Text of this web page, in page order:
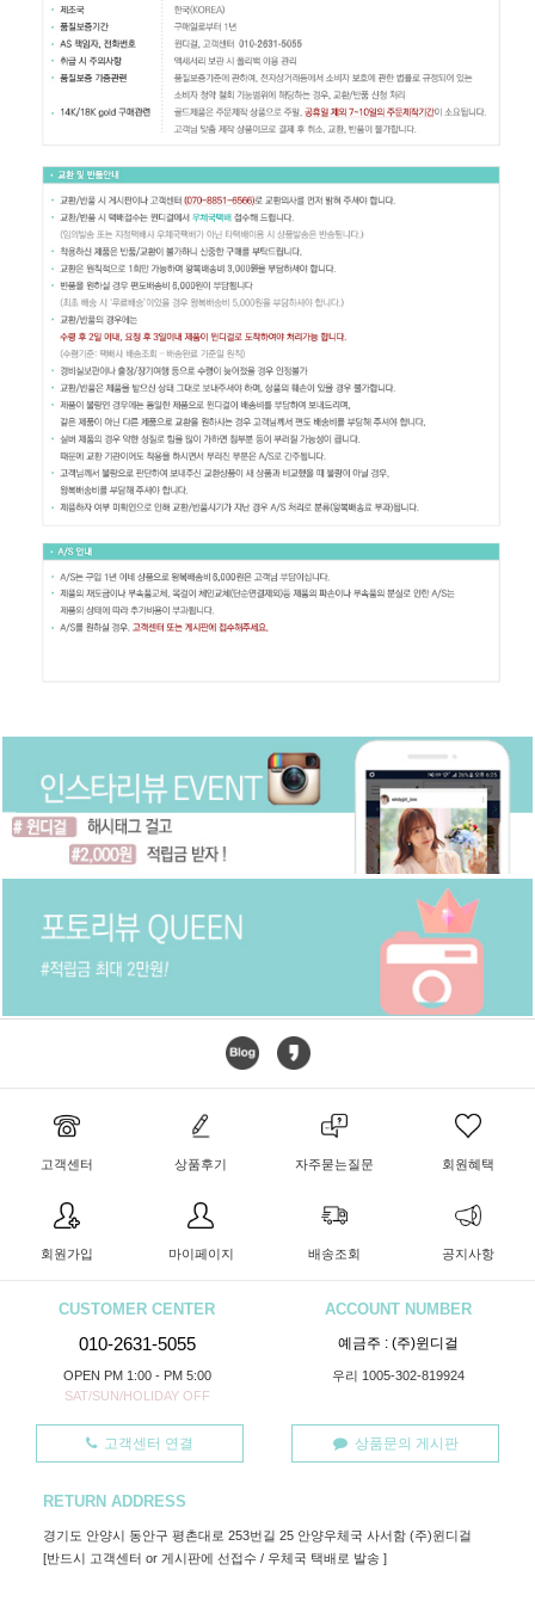
고객센터 상품후기 자주묻는질문 회원혜택
회원가입 마이페이지 배송조회 공지사항
CUSTOMER CENTER
010-2631-5055
OPEN PM 1:00 - PM 5:00
SAT/SUN/HOLIDAY OFF
ACCOUNT NUMBER
예금주 : (주)윈디걸
우리 1005-302-819924
고객센터 연결 상품문의 게시판
RETURN ADDRESS
경기도 안양시 동안구 평촌대로 253번길 25 안양우체국 사서함 (주)윈디걸
[반드시 고객센터 or 게시판에 선접수 / 우체국 택배로 발송 ]